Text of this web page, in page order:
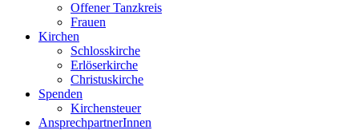
Offener Tanzkreis
Frauen
Kirchen
Schlosskirche
Erlöserkirche
Christuskirche
Spenden
Kirchensteuer
AnsprechpartnerInnen